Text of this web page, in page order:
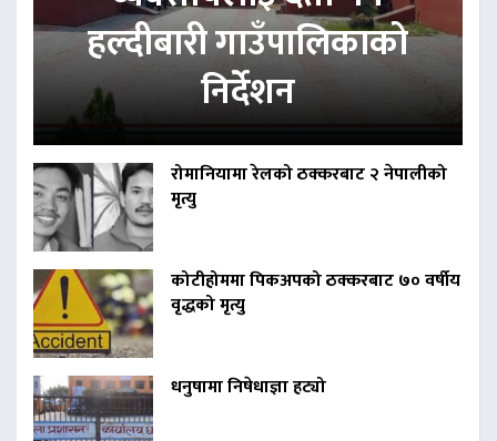
हल्दीबारी गाउँपालिकाको
निर्देशन
रोमानियामा रेलको ठक्करबाट २ नेपालीको
मृत्यु
कोटीहोममा पिकअपको ठक्करबाट ७० वर्षीय
वृद्धको मृत्यु
धनुषामा निषेधाज्ञा हट्यो